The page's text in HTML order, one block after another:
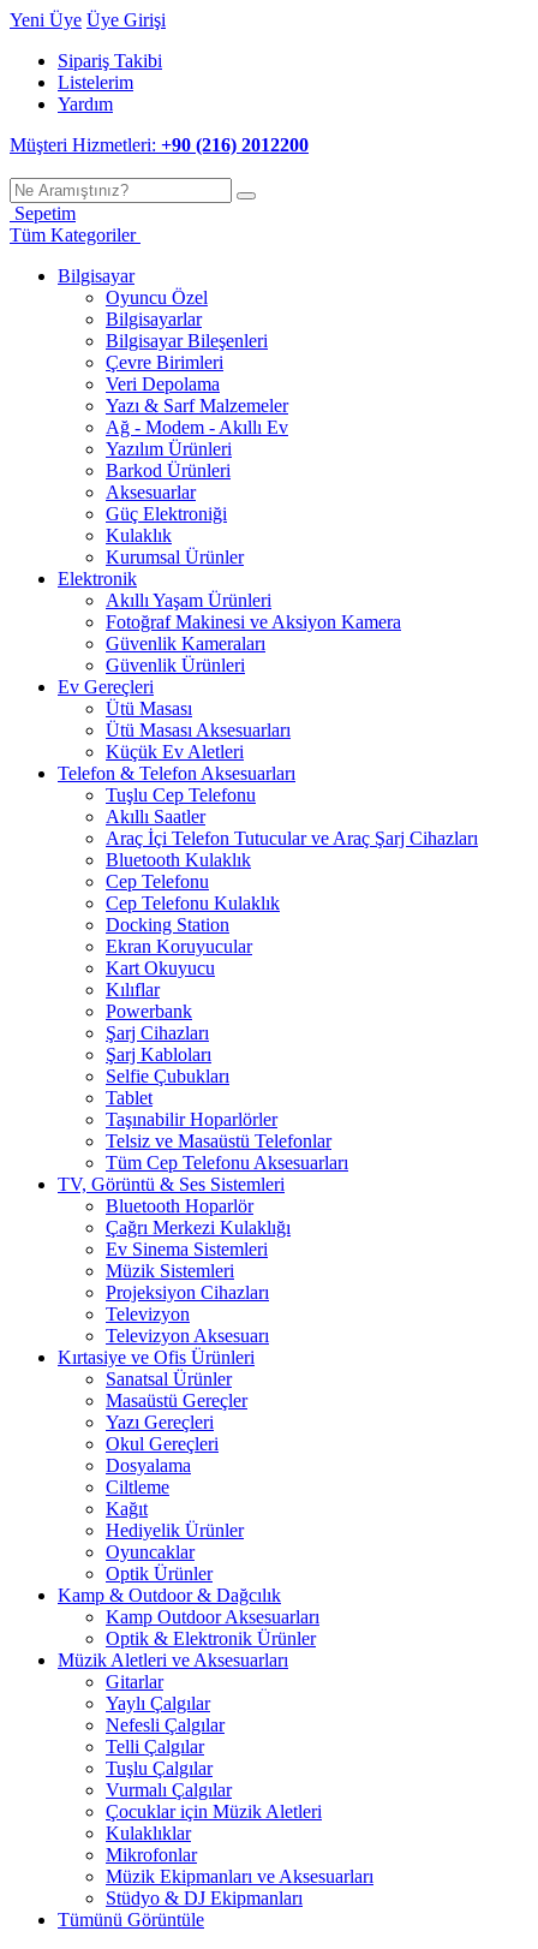
Yeni Üye Üye Girişi
Sipariş Takibi
Listelerim
Yardım
Müşteri Hizmetleri: +90 (216) 2012200
Sepetim
Tüm Kategoriler
Bilgisayar
Oyuncu Özel
Bilgisayarlar
Bilgisayar Bileşenleri
Çevre Birimleri
Veri Depolama
Yazı & Sarf Malzemeler
Ağ - Modem - Akıllı Ev
Yazılım Ürünleri
Barkod Ürünleri
Aksesuarlar
Güç Elektroniği
Kulaklık
Kurumsal Ürünler
Elektronik
Akıllı Yaşam Ürünleri
Fotoğraf Makinesi ve Aksiyon Kamera
Güvenlik Kameraları
Güvenlik Ürünleri
Ev Gereçleri
Ütü Masası
Ütü Masası Aksesuarları
Küçük Ev Aletleri
Telefon & Telefon Aksesuarları
Tuşlu Cep Telefonu
Akıllı Saatler
Araç İçi Telefon Tutucular ve Araç Şarj Cihazları
Bluetooth Kulaklık
Cep Telefonu
Cep Telefonu Kulaklık
Docking Station
Ekran Koruyucular
Kart Okuyucu
Kılıflar
Powerbank
Şarj Cihazları
Şarj Kabloları
Selfie Çubukları
Tablet
Taşınabilir Hoparlörler
Telsiz ve Masaüstü Telefonlar
Tüm Cep Telefonu Aksesuarları
TV, Görüntü & Ses Sistemleri
Bluetooth Hoparlör
Çağrı Merkezi Kulaklığı
Ev Sinema Sistemleri
Müzik Sistemleri
Projeksiyon Cihazları
Televizyon
Televizyon Aksesuarı
Kırtasiye ve Ofis Ürünleri
Sanatsal Ürünler
Masaüstü Gereçler
Yazı Gereçleri
Okul Gereçleri
Dosyalama
Ciltleme
Kağıt
Hediyelik Ürünler
Oyuncaklar
Optik Ürünler
Kamp & Outdoor & Dağcılık
Kamp Outdoor Aksesuarları
Optik & Elektronik Ürünler
Müzik Aletleri ve Aksesuarları
Gitarlar
Yaylı Çalgılar
Nefesli Çalgılar
Telli Çalgılar
Tuşlu Çalgılar
Vurmalı Çalgılar
Çocuklar için Müzik Aletleri
Kulaklıklar
Mikrofonlar
Müzik Ekipmanları ve Aksesuarları
Stüdyo & DJ Ekipmanları
Tümünü Görüntüle